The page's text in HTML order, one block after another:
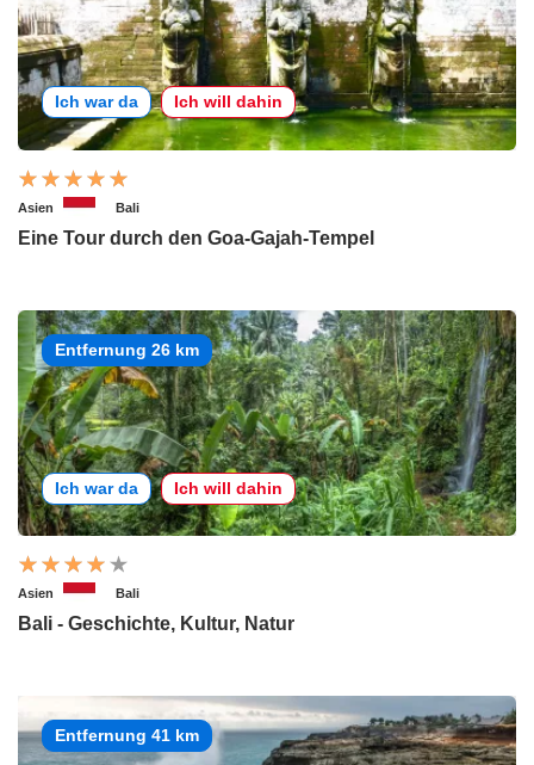
Ich war da Ich will dahin
Asien Bali
Eine Tour durch den Goa-Gajah-Tempel
Entfernung 26 km
Ich war da Ich will dahin
Asien Bali
Bali - Geschichte, Kultur, Natur
Entfernung 41 km